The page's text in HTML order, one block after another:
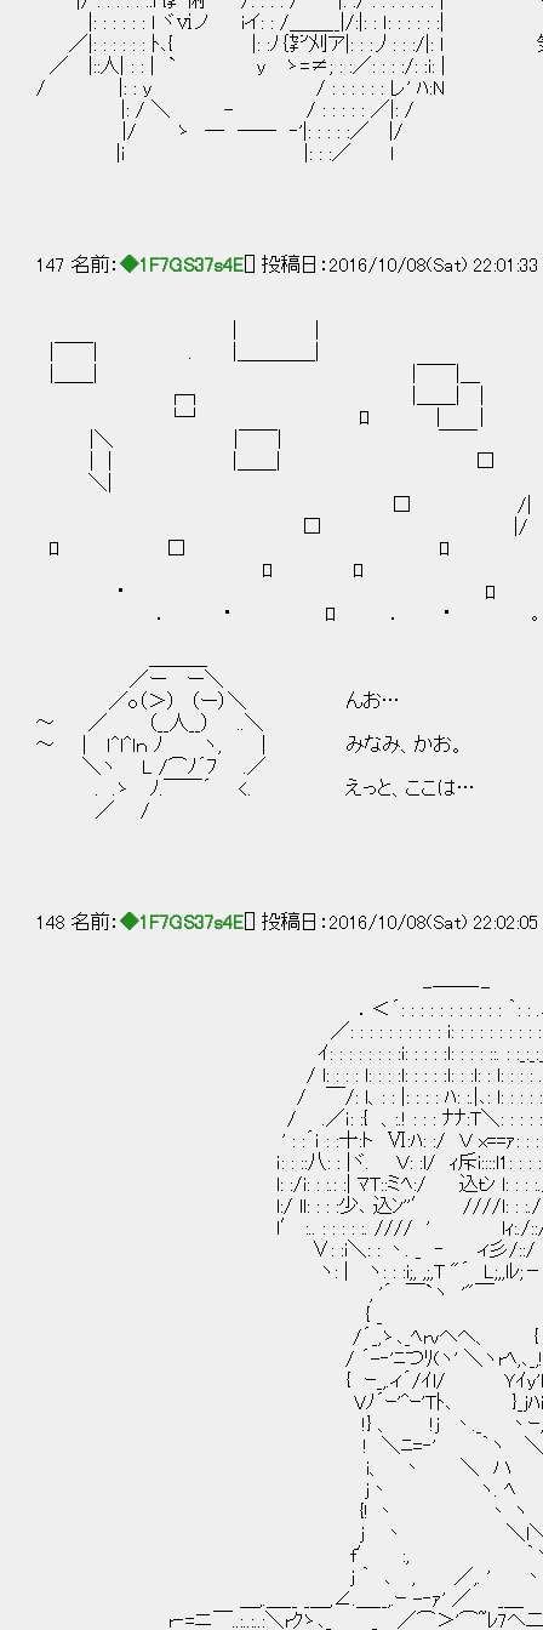
|: : : : : : l ヾⅵノ iイ: : /＿＿__|/:|: : ｌ: : : : : :|
／|: : : : : : ﾄ､{ |: :ﾉ｛㌢刈ア|: : :丿: : :/|: l 気
／ |::人| : : | ` y ゝ=≠; : :／: : : :/: :i: |
/ |: : y / : : : : : : レ' ﾊ:N
|: / ＼ - / : : : : : ／|: /
|/ ゝ ― ―― ‐'|: : : : :／ |/
|i |: : :／ l
147 名前： ◆1F7GS37s4E [] 投稿日：2016/10/08(Sat)
┌┐ |＿＿| |
└┘ ﾛ | |
|＼ |￣￣| ￣
＼| .
□ /|
□ |/ □
ﾛ □ ﾛ ロ
ﾛ ﾛ
・ ﾛ
． ・ ﾛ ． ･ ｡
／ー ー＼
／o（＞） （ー）＼ んお…
～ ／ （__人__） ..＼
～ | ｌ^l^lｎ ﾉ ヽ, | みなみ、かお。
＼ヽ L /⌒ﾉ´ﾌ .／
. .ゝ ﾉ.￣￣´ <. えっと、ここは…
／ /
148 名前： ◆1F7GS37s4E [] 投稿日：2016/10/08(Sat)
-──‐-
．＜´: : : : : : : : : : : ｀: : .
／: : : : : : : : : : i: : : : : : : : : :
ｲ: : : : : : : :i: : : : :l: : : : ::. :
/ l: : : : l: : : :l: : : : :l: : :l: : l: : : : .
/ ￣/: l、: : |: : : : ﾊ: :.|､: l: : : : :
/ .／ｉ: :{ 、:.! : : : ﾅﾅ:T＼: : : : :
' : :´ｉ : :十:ト Ⅵ:ﾊ: :/ Ｖ x==ｧ: : : :
ｉ: : ::八: : |ヾ. Ｖ: :l/ ｨ斥i::::l1: : : :
l: :/i: : :.: :| ﾏT::ミﾍ:/ 込ｔﾝ l: : : :./
l:/ ll: : : :少､ 込ﾝ''′ ////l: : :./:
l′ :.. : : : : :. //// ' lｨ:./::/
∨: :i＼: : 丶. _ ‐ ィ
ヽ: | ヽ: : :i;, ,;,T "´ L;,,lﾚ;－
, '´ ￣`ヽ '"￣
{ _
/´_,ゝ､_ﾍrvヘヘ、
/ ´-‐'ﾆつﾘ(ヽ' ＼ヽrﾍ,､
{ ｰ_,.ィ´/ｲl/ Ｙｲ
Vﾉ´ｰ'^ｰ'Tﾄ､ }_jﾊi|
!} 、 !j 丶._ 丶ｰ
! ＼ﾆ=‐' ｀ヽ
i、 丶 ＼ ハ
j丶 ヽ. ﾍ
{! 丶 丶 ヽ '
j 丶 ＼l＼
f′ :, ｀ヽ｀
j ｀ ､ , ／,. ' 丶
＿,.＿__ _＿,∠.＿__,.ｰ -‐ｧ' ／ _＿
r‐=ニ￣..:..:..:＼rｸゝ､_ _ ／⌒＞'⌒~ﾚ7ヘ二ﾆ